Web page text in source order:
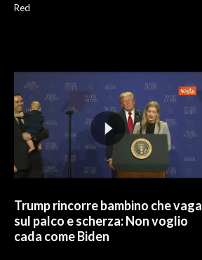
Red
Trump rincorre bambino che vaga
sul palco e scherza: Non voglio
cada come Biden